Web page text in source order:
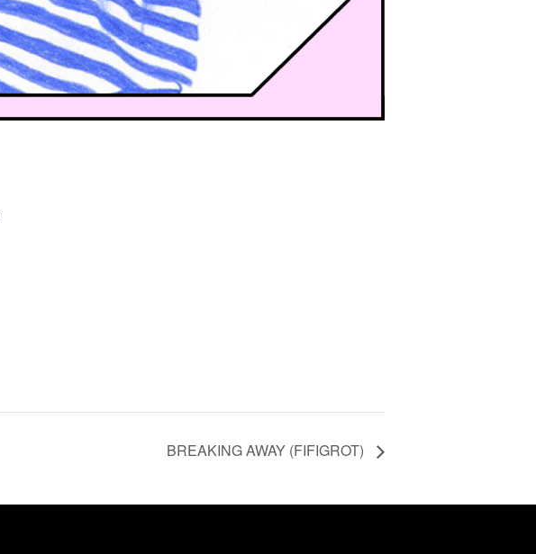
BREAKING AWAY (FIFIGROT)